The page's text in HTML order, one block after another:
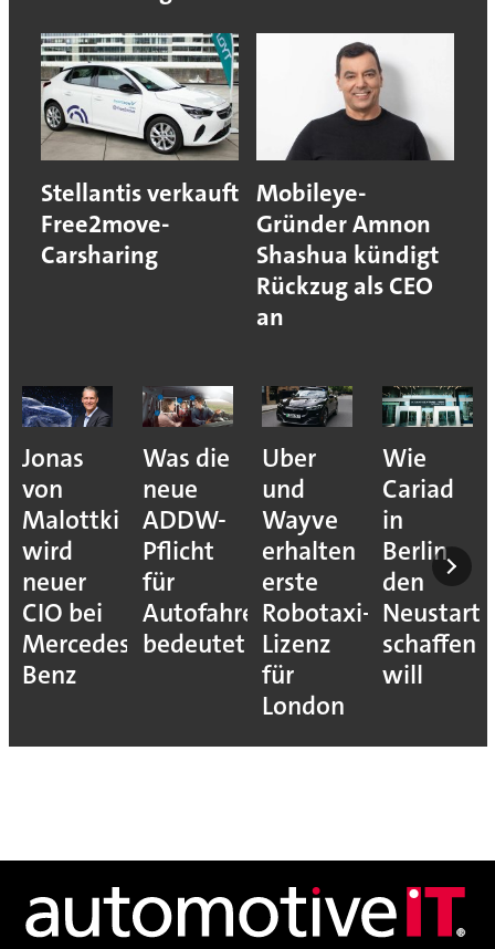
Stellantis verkauft
Free2move-
Carsharing
Mobileye-
Gründer Amnon
Shashua kündigt
Rückzug als CEO
an
Jonas
von
Malottki
wird
neuer
CIO bei
Mercedes-
Benz
Was die
neue
ADDW-
Pflicht
für
Autofahrer
bedeutet
Uber
und
Wayve
erhalten
erste
Robotaxi-
Lizenz
für
London
Wie
Cariad
in
Berlin
den
Neustart
schaffen
will